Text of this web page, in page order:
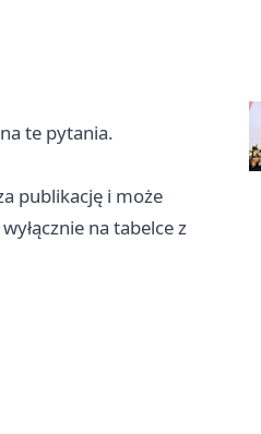
te pytania.
publikację i może
na tabelce z